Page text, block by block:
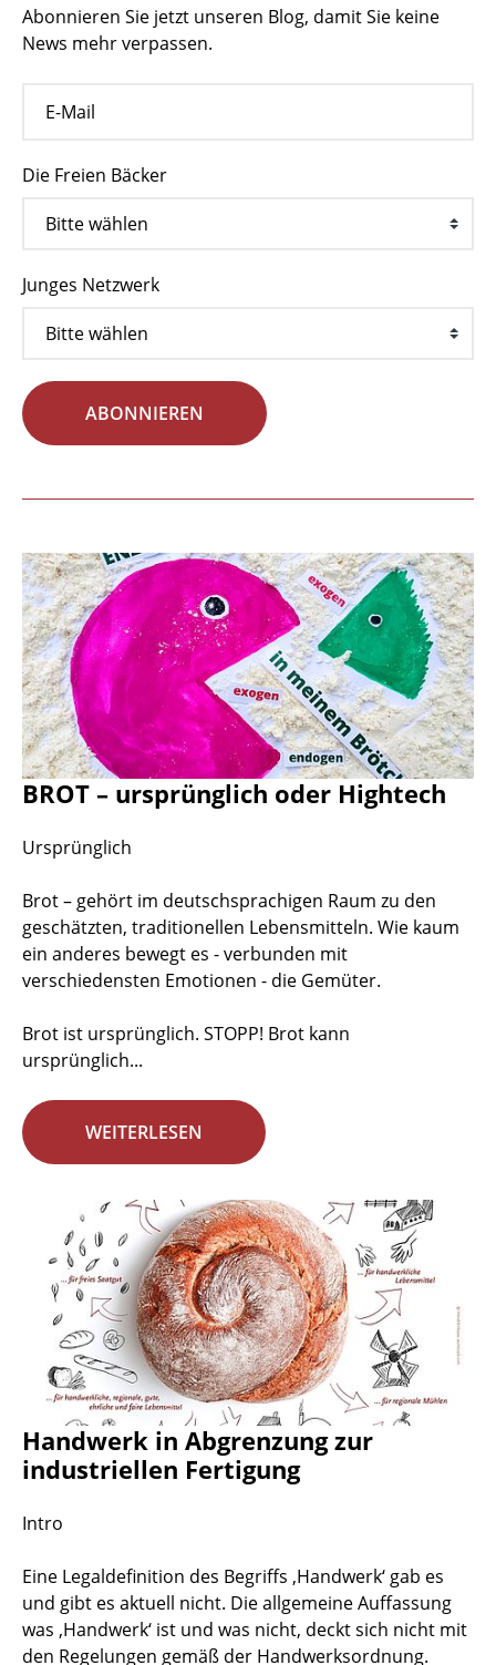
Abonnieren Sie jetzt unseren Blog, damit Sie keine
News mehr verpassen.
Die Freien Bäcker
Junges Netzwerk
ABONNIEREN
BROT – ursprünglich oder Hightech
Ursprünglich
Brot – gehört im deutschsprachigen Raum zu den
geschätzten, traditionellen Lebensmitteln. Wie kaum
ein anderes bewegt es - verbunden mit
verschiedensten Emotionen - die Gemüter.
Brot ist ursprünglich. STOPP! Brot kann
ursprünglich...
WEITERLESEN
Handwerk in Abgrenzung zur
industriellen Fertigung
Intro
Eine Legaldefinition des Begriffs ‚Handwerk‘ gab es
und gibt es aktuell nicht. Die allgemeine Auffassung
was ‚Handwerk‘ ist und was nicht, deckt sich nicht mit
den Regelungen gemäß der Handwerksordnung.